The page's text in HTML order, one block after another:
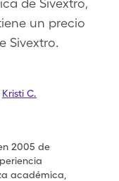
de Sivextro,
un precio
Sivextro.
Kristi C.
2005 de
académica,